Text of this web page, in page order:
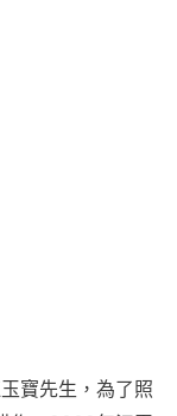
寶先生，為了照